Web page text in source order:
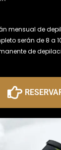
mensual de
serán de 8 a
de